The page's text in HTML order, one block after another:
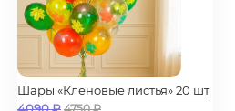
Шары «Кленовые листья» 20 шт